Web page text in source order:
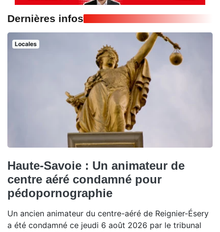
Dernières infos
Locales
Haute-Savoie : Un animateur de
centre aéré condamné pour
pédopornographie
Un ancien animateur du centre-aéré de Reignier-Ésery
a été condamné ce jeudi 6 août 2026 par le tribunal